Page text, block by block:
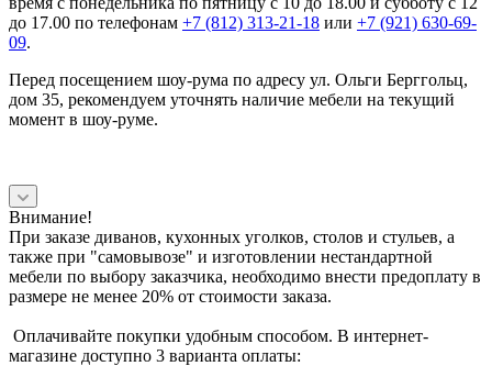
до 17.00 по телефонам +7 (812) 313-21-18 или +7 (921) 630-69-
09.
Перед посещением шоу-рума по адресу ул. Ольги Берггольц,
дом 35, рекомендуем уточнять наличие мебели на текущий
момент в шоу-руме.
Внимание!
При заказе диванов, кухонных уголков, столов и стульев, а
также при "самовывозе" и изготовлении нестандартной
мебели по выбору заказчика, необходимо внести предоплату в
размере не менее 20% от стоимости заказа.
Оплачивайте покупки удобным способом. В интернет-
магазине доступно 3 варианта оплаты: